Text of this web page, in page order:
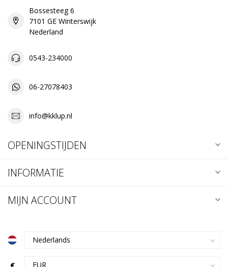
Bossesteeg 6
7101 GE Winterswijk
Nederland
0543-234000
06-27078403
info@kklup.nl
OPENINGSTIJDEN
INFORMATIE
MIJN ACCOUNT
€